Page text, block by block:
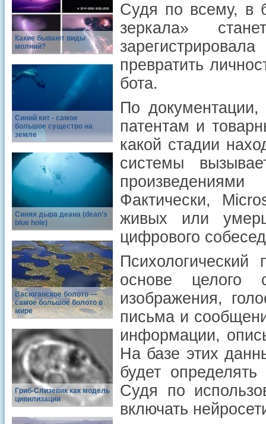
Какие бывают виды
молний?
Синий кит - самое
большое существо на
земле
Синяя дыра деана (dean’s
blue hole)
Васюганское болото —
самое большое болото в
мире
Гриб-Слизевик как модель
цивилизации
Судя по всему, в
зеркала»
превратить
бота.
По
патентам и
какой стадии
системы
Фактически,
живых или
цифрового
основе целого
изображения,
письма и
информации,
На базе этих
будет
Судя по
включать